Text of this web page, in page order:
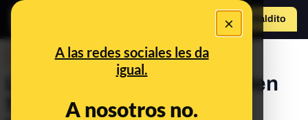
×
A las redes sociales les da
igual.
A nosotros no.
Hazte Maldito
La desinformación sobre Ben
Stiller y su visita pagada a